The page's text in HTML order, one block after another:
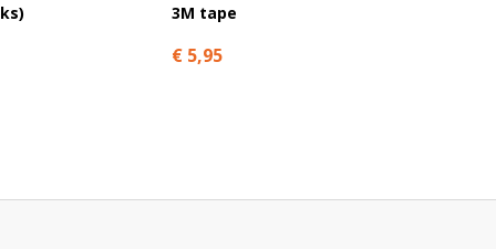
3M tape
€ 5,95